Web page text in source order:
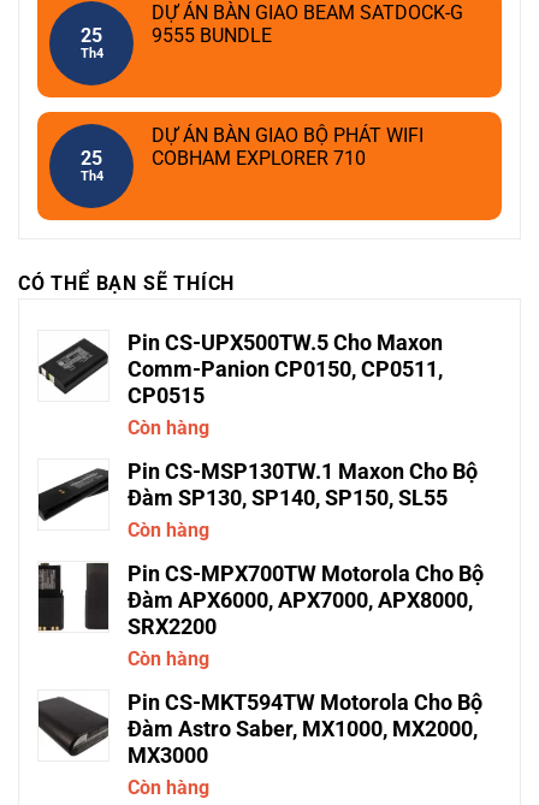
25
Th4
DỰ ÁN BÀN GIAO BEAM SATDOCK-G
9555 BUNDLE
25
Th4
DỰ ÁN BÀN GIAO BỘ PHÁT WIFI
COBHAM EXPLORER 710
CÓ THỂ BẠN SẼ THÍCH
Pin CS-UPX500TW.5 Cho Maxon
Comm-Panion CP0150, CP0511,
CP0515
Còn hàng
Pin CS-MSP130TW.1 Maxon Cho Bộ
Đàm SP130, SP140, SP150, SL55
Còn hàng
Pin CS-MPX700TW Motorola Cho Bộ
Đàm APX6000, APX7000, APX8000,
SRX2200
Còn hàng
Pin CS-MKT594TW Motorola Cho Bộ
Đàm Astro Saber, MX1000, MX2000,
MX3000
Còn hàng